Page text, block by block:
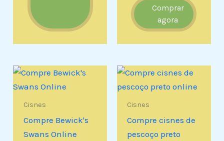
Comprar
agora
Cisnes
Compre Bewick's
Swans Online
Cisnes
Compre cisnes de
pescoço preto